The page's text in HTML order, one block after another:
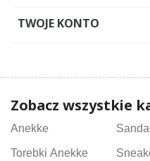
TWOJE KONTO
Zobacz wszystkie
Anekke
Torebki Anekke